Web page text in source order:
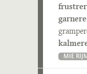
garnere
MIE